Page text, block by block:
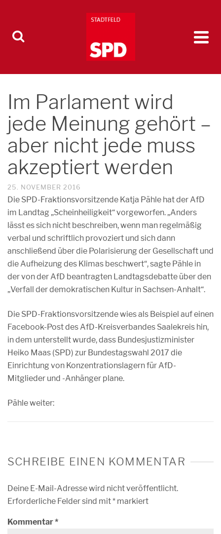
Im Parlament wird
jede Meinung gehört –
aber nicht jede muss
akzeptiert werden
25. NOVEMBER 2016
Die SPD-Fraktionsvorsitzende Katja Pähle hat der AfD
im Landtag „Scheinheiligkeit“ vorgeworfen. „Anders
lässt es sich nicht beschreiben, wenn man regelmäßig
verbal und schriftlich provoziert und sich dann
anschließend über die Polarisierung der Gesellschaft und
die Aufheizung des Klimas beschwert“, sagte Pähle in
der von der AfD beantragten Landtagsdebatte über den
„Verfall der demokratischen Kultur in Sachsen-Anhalt“.
Die SPD-Fraktionsvorsitzende wies als Beispiel auf einen
Facebook-Post des AfD-Kreisverbandes Saalekreis hin,
in dem unterstellt wurde, dass Bundesjustizminister
Heiko Maas (SPD) zur Bundestagswahl 2017 die
Einrichtung von Konzentrationslagern für AfD-
Mitglieder und -Anhänger plane.
Pähle weiter:
SCHREIBE EINEN KOMMENTAR
Deine E-Mail-Adresse wird nicht veröffentlicht.
Erforderliche Felder sind mit* markiert
Kommentar*